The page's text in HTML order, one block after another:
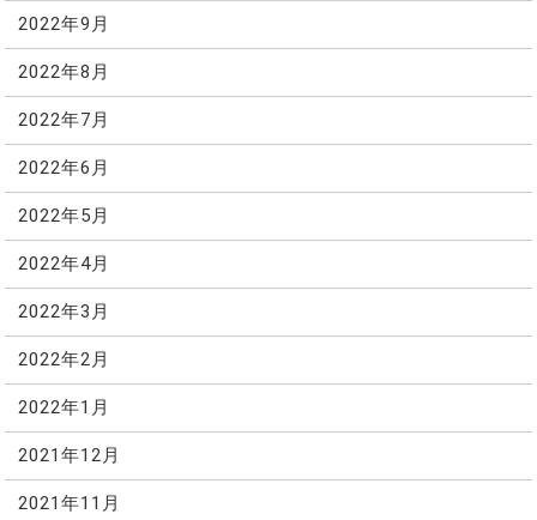
2022年9月
2022年8月
2022年7月
2022年6月
2022年5月
2022年4月
2022年3月
2022年2月
2022年1月
2021年12月
2021年11月